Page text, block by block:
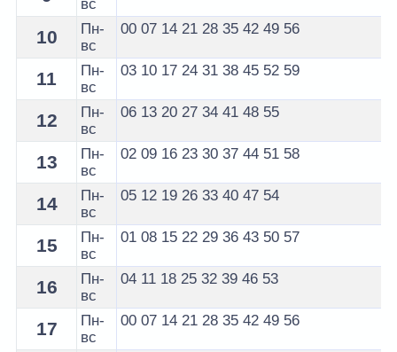
вс
10
Пн-
вс
00 07 14 21 28 35 42 49 56
11
Пн-
вс
03 10 17 24 31 38 45 52 59
12
Пн-
вс
06 13 20 27 34 41 48 55
13
Пн-
вс
02 09 16 23 30 37 44 51 58
14
Пн-
вс
05 12 19 26 33 40 47 54
15
Пн-
вс
01 08 15 22 29 36 43 50 57
16
Пн-
вс
04 11 18 25 32 39 46 53
17
Пн-
вс
00 07 14 21 28 35 42 49 56